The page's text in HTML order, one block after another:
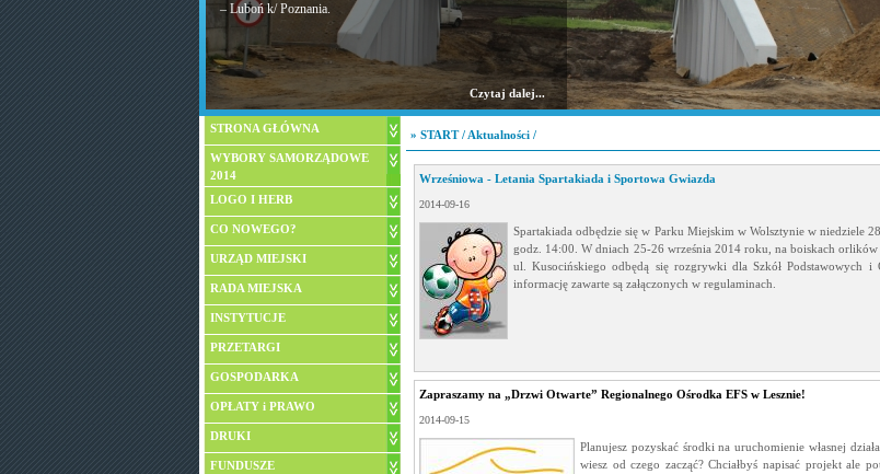
– Luboń k/ Poznania.
Czytaj dalej...
STRONA GŁÓWNA
WYBORY SAMORZĄDOWE
2014
LOGO I HERB
CO NOWEGO?
URZĄD MIEJSKI
RADA MIEJSKA
INSTYTUCJE
PRZETARGI
GOSPODARKA
OPŁATY i PRAWO
DRUKI
FUNDUSZE
» START/ Aktualności /
Wrześniowa - Letania Spartakiada i Sportowa Gwiazda
2014-09-16
Spartakiada odbędzie się w Parku Miejskim w Wolsztynie w niedziele
godz. 14:00. W dniach 25-26 września 2014 roku, na boiskach orlików
ul. Kusocińskiego odbędą się rozgrywki dla Szkół Podstawowych i
informację zawarte są załączonych w regulaminach.
Zapraszamy na „Drzwi Otwarte” Regionalnego Ośrodka EFS w Lesznie!
2014-09-15
Planujesz pozyskać środki na uruchomienie własnej
wiesz od czego zacząć? Chciałbyś napisać projekt ale